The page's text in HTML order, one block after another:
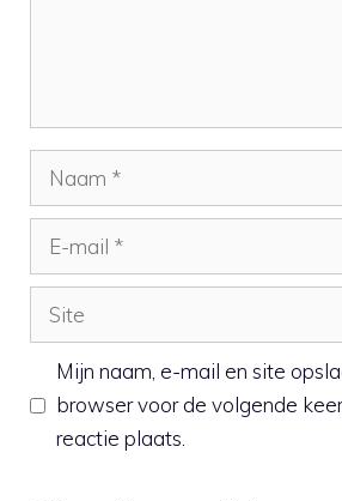
Naam
Site
Mijn naam, e-mail en site
browser voor de volgende
reactie plaats.